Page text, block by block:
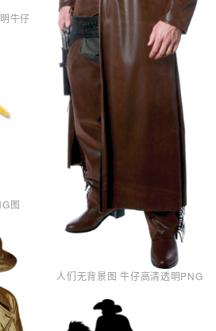
牛仔
图
人们无背景图 牛仔高清透明PNG